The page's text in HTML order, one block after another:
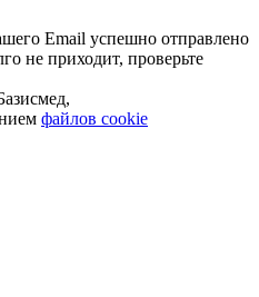
Email успешно отправлено
не приходит, проверьте
файлов cookie